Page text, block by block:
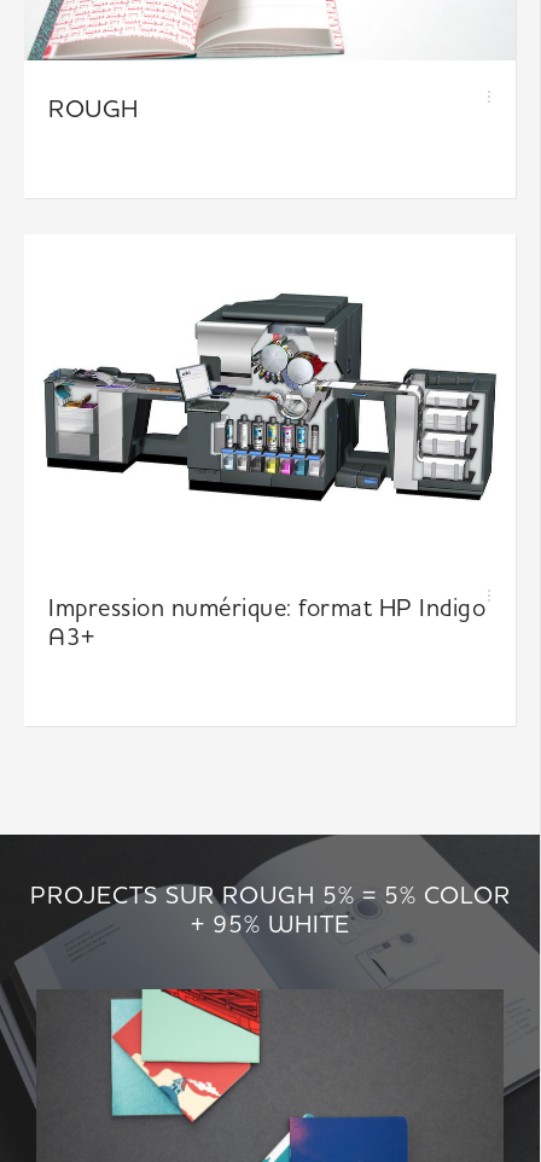
ROUGH
Impression numérique: format HP Indigo
A3+
PROJECTS SUR ROUGH 5% = 5% COLOR
+ 95% WHITE